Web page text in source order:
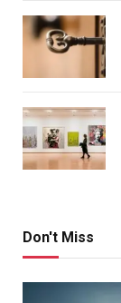
Don't Miss